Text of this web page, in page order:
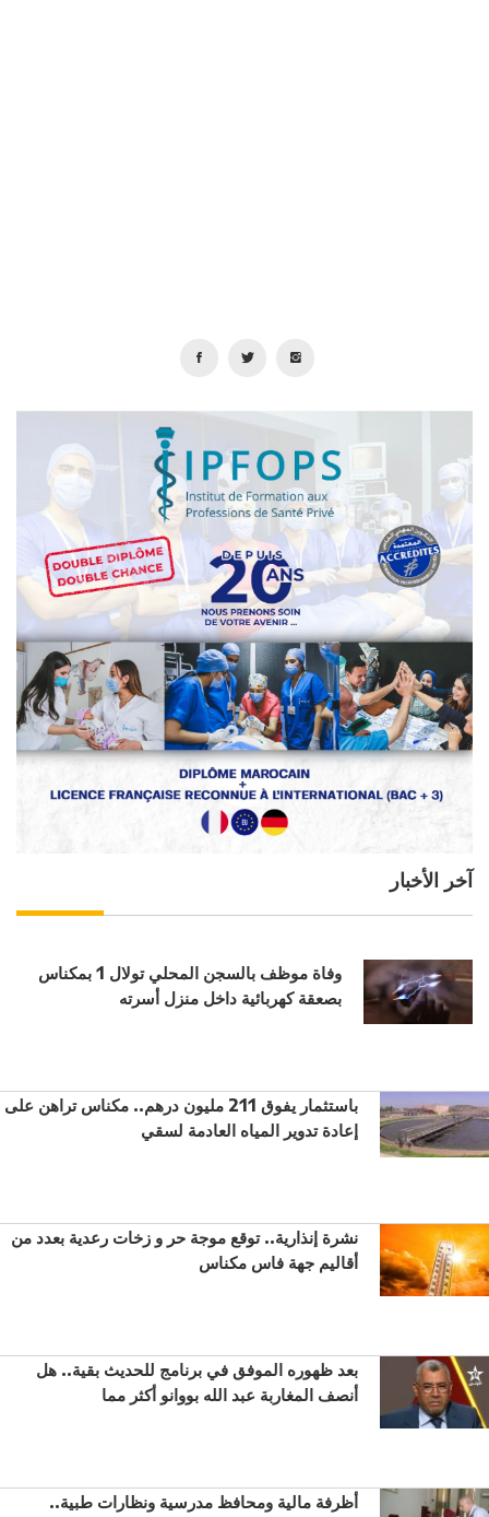
آخر الأخبار
وفاة موظف بالسجن المحلي تولال 1 بمكناس
بصعقة كهربائية داخل منزل أسرته
باستثمار يفوق 211 مليون درهم.. مكناس تراهن على
إعادة تدوير المياه العادمة لسقي
نشرة إنذارية.. توقع موجة حر و زخات رعدية بعدد من
أقاليم جهة فاس مكناس
بعد ظهوره الموفق في برنامج للحديث بقية.. هل
أنصف المغاربة عبد الله بووانو أكثر مما
أظرفة مالية ومحافظ مدرسية ونظارات طبية..